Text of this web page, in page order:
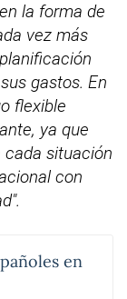
la forma de
vez más
gastos. En
flexible
ya que
situación
con
en